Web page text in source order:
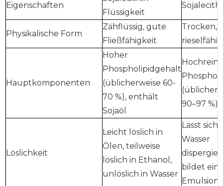
Eigenschaften
Flüssigkeit
Physikalische Form
Zähflüssig, gute
Fließfähigkeit
Trocken,
rieselfähig
Hauptkomponenten
Hoher
Phospholipidgehalt
(üblicherweise 60-
70 %), enthält
Sojaöl
Hochreine
90–97
Löslichkeit
Leicht löslich in
Ölen, teilweise
löslich in Ethanol,
unlöslich in Wasser
Lässt sich
Wasser
bildet
Emulsion.